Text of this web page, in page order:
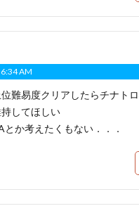
AM
難易度クリアしたらチナト
してほしい
とか考えたくもない．．．